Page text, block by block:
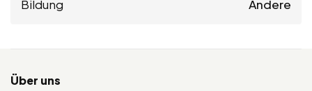
Bildung Andere
Über uns